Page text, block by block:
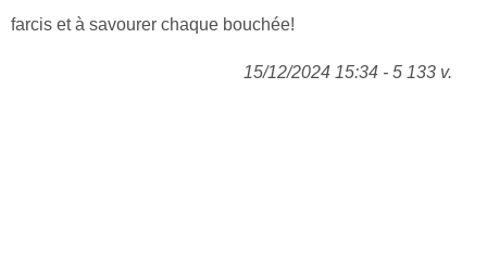
farcis et à savourer chaque bouchée!
15/12/2024 15:34 - 5 133 v.